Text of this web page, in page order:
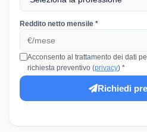
Reddito netto mensile *
Acconsento al trattamento dei dati
richiesta preventivo (privacy) *
Richiedi